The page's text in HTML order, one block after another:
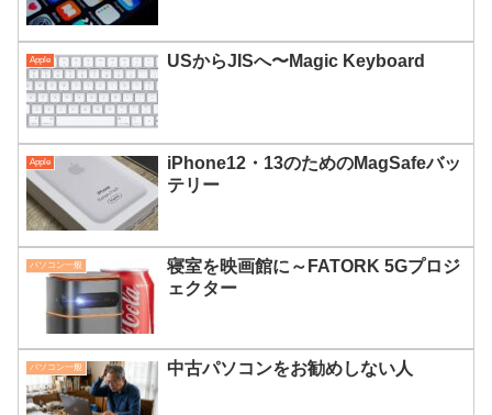
Apple USからJISへ〜Magic Keyboard
Apple
iPhone12・13のためのMagSafeバッ
テリー
パソコン一般
寝室を映画館に～FATORK 5Gプロジ
ェクター
パソコン一般 中古パソコンをお勧めしない人